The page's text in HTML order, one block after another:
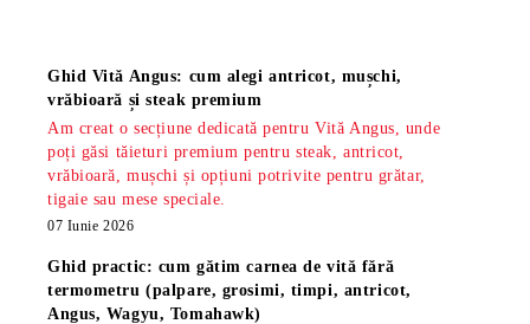
Ghid Vită Angus: cum alegi antricot, mușchi,
vrăbioară și steak premium
Am creat o secțiune dedicată pentru Vită Angus, unde
poți găsi tăieturi premium pentru steak, antricot,
vrăbioară, mușchi și opțiuni potrivite pentru grătar,
tigaie sau mese speciale.
07 Iunie 2026
Ghid practic: cum gătim carnea de vită fără
termometru (palpare, grosimi, timpi, antricot,
Angus, Wagyu, Tomahawk)